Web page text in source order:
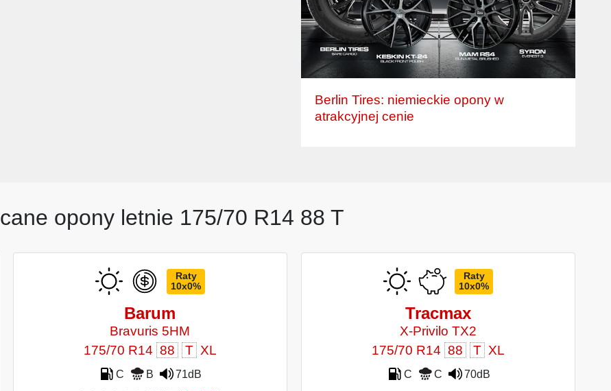
Berlin Tires: niemieckie opony w
atrakcyjnej cenie
opony letnie 175/70 R14 88 T
Raty
10x0%
Barum
Bravuris 5HM
175/70 R14 88 T XL
C B
71dB
Raty
10x0%
Tracmax
X-Privilo TX2
175/70 R14 88 T XL
C C 70dB